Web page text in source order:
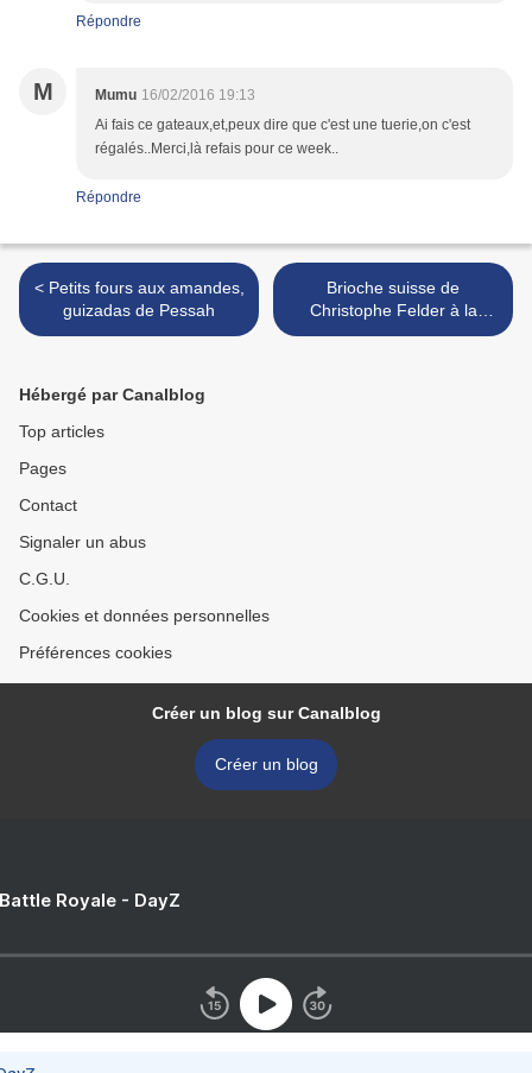
Répondre
M Mumu 16/02/2016 19:13
Ai fais ce gateaux,et,peux dire que c'est une tuerie,on c'est
régalés..Merci,là refais pour ce week..
Répondre
< Petits fours aux amandes,
guizadas de Pessah
Brioche suisse de
Christophe Felder à la
crème pâtissière et aux
Hébergé par Canalblog
Top articles
Pages
Contact
Signaler un abus
C.G.U.
Cookies et données personnelles
Préférences cookies
Créer un blog sur Canalblog
Créer un blog
Royale - DayZ